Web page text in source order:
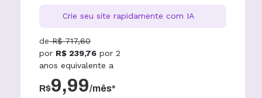
Crie seu site rapidamente com IA
de R$ 717,60
por R$ 239,76 por 2
anos equivalente a
R$9,99/mês*